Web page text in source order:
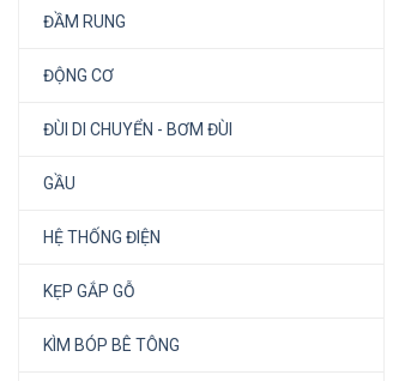
ĐẦM RUNG
ĐỘNG CƠ
ĐÙI DI CHUYỂN - BƠM ĐÙI
GẦU
HỆ THỐNG ĐIỆN
KẸP GẮP GỖ
KÌM BÓP BÊ TÔNG